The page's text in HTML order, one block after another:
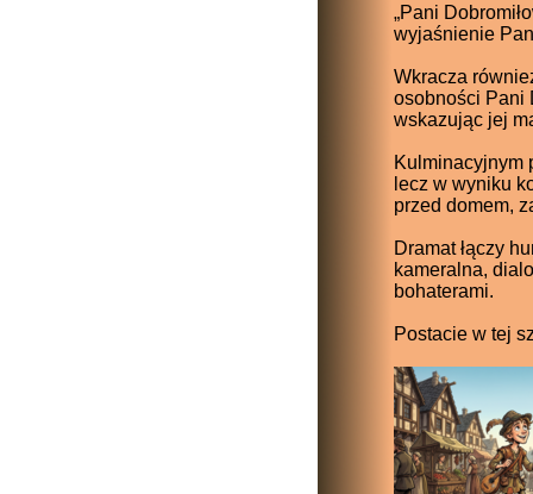
„Pani
wyjaśnienie
Wkracza
osobności Pani
wskazując jej
Kulminacyjnym
lecz w wyniku
przed domem,
Dramat łączy
kameralna,
bohaterami.
Postacie w tej